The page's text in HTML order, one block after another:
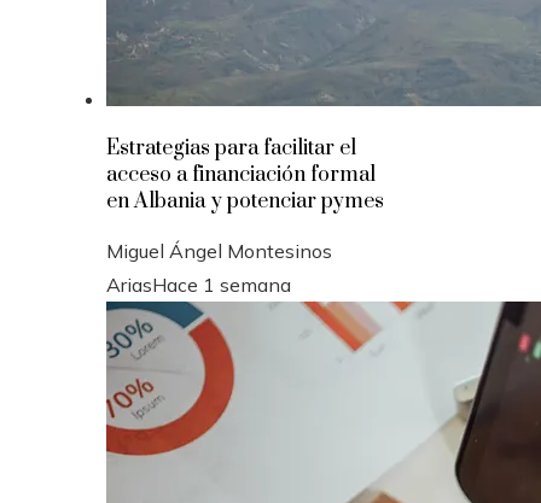
Estrategias para facilitar el
acceso a financiación formal
en Albania y potenciar pymes
Miguel Ángel Montesinos
AriasHace 1 semana